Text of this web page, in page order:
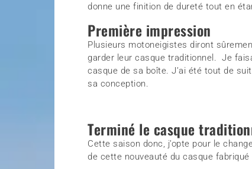
donne une finition de dureté tout en
Première impression
Plusieurs motoneigistes diront
garder leur casque traditionnel. Je
casque de sa boîte. J’ai été tout de
sa conception.
Terminé le casque
Cette saison donc, j’opte pour le
de cette nouveauté du casque